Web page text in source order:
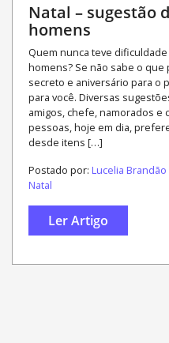
Natal – sugestão
homens
Quem nunca teve
homens? Se não sabe o
secreto e aniversário para o
para você. Diversas
amigos, chefe, namorados e
pessoas, hoje em dia,
desde itens […]
Postado por: Lucelia Brandão
Natal
Ler Artigo